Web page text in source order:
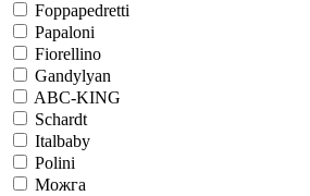
Foppapedretti
Papaloni
Fiorellino
Gandylyan
ABC-KING
Schardt
Italbaby
Polini
Можга